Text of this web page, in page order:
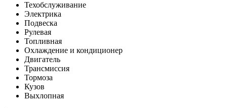
Техобслуживание
Электрика
Подвеска
Рулевая
Топливная
Охлаждение и кондиционер
Двигатель
Трансмиссия
Тормоза
Кузов
Выхлопная